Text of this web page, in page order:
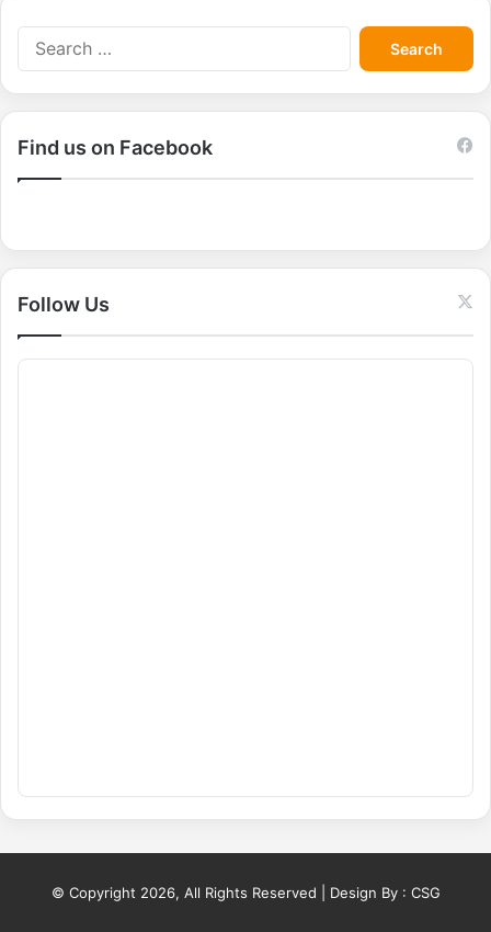
S
e
a
r
r
:
Find us on Facebook
Follow Us
© Copyright 2026, All Rights Reserved | Design By : CSG